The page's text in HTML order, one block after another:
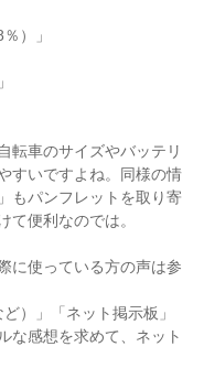
）」
転車のサイズやバッテリ
すいですよね。同様の情
もパンフレットを取り寄
て便利なのでは。
に使っている方の声は参
）」「ネット掲示板」
な感想を求めて、ネット